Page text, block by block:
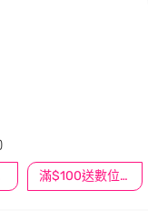
滿$100送數位印花